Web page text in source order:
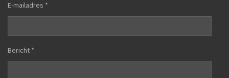
E-mailadres *
Bericht *